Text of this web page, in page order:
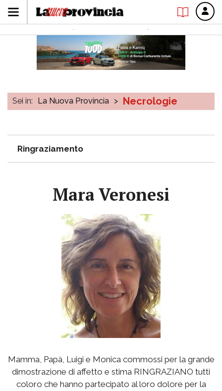
Sei in: La Nuova Provincia > Necrologie
Ringraziamento
Mara Veronesi
Mamma, Papà, Luigi e Monica commossi per la grande
dimostrazione di affetto e stima RINGRAZIANO tutti
coloro che hanno partecipato al loro dolore per la